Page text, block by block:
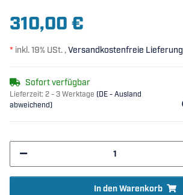
310,00 €
* inkl. 19% USt. ,Versandkostenfreie Lieferung
Sofort verfügbar
Lieferzeit: 2 - 3 Werktage (DE - Ausland
abweichend)
In den Warenkorb